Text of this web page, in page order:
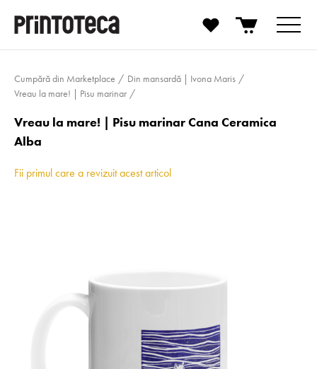
Cumpără din Marketplace
Din mansardă | Ivona Maris
Vreau la mare! | Pisu marinar
Vreau la mare! | Pisu marinar Cana Ceramica
Alba
Fii primul care a revizuit acest articol